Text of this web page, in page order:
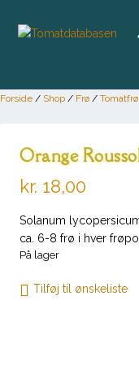
Forside / Shop / Frø / Tomatfrø
Orange
kr. 18,00
Solanum lycopersicum
ca. 6-8 frø i hver
På lager
Tilføj til ønskeliste